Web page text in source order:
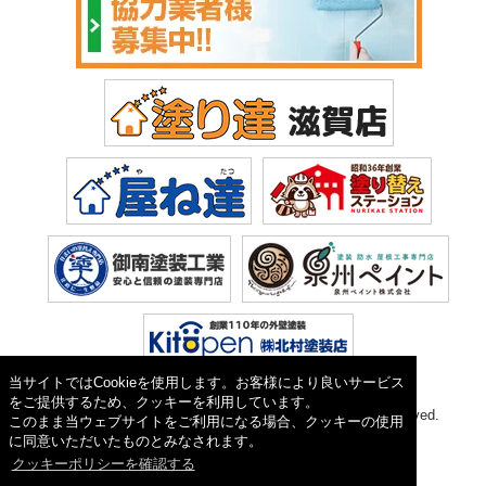
当サイトではCookieを使用します。お客様により良いサービス
をご提供するため、クッキーを利用しています。
このまま当ウェブサイトをご利用になる場合、クッキーの使用
に同意いただいたものとみなされます。
クッキーポリシーを確認する
Copyright © 2026 塗り達(株式会社 植田). All Rights Reserved.